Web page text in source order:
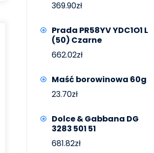
369.90zł
Prada PR58YV YDC1O1 L
(50) Czarne
662.02zł
Maść borowinowa 60g
23.70zł
Dolce & Gabbana DG
3283 501 51
681.82zł